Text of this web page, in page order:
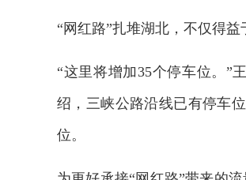
“网红路”扎堆湖北，不仅得
“这里将增加35个停车位。”
绍，三峡公路沿线已有停车
位。